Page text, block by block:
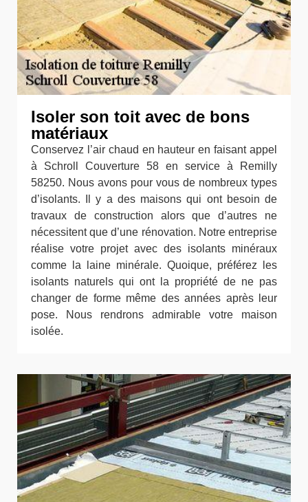
Isoler son toit avec de bons
matériaux
Conservez l’air chaud en hauteur en faisant appel
à Schroll Couverture 58 en service à Remilly
58250. Nous avons pour vous de nombreux types
d’isolants. Il y a des maisons qui ont besoin de
travaux de construction alors que d’autres ne
nécessitent que d’une rénovation. Notre entreprise
réalise votre projet avec des isolants minéraux
comme la laine minérale. Quoique, préférez les
isolants naturels qui ont la propriété de ne pas
changer de forme même des années après leur
pose. Nous rendrons admirable votre maison
isolée.